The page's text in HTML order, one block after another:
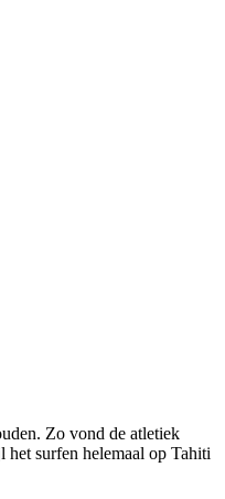
Zo vond de atletiek
surfen helemaal op Tahiti